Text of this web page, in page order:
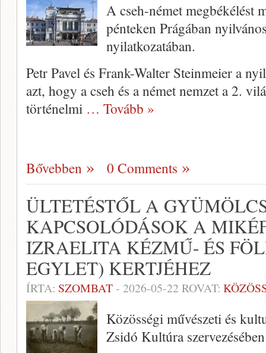
A cseh-német megbékélést
pénteken Prágában
nyilatkozatában.
Petr Pavel és Frank-Walter Steinmeier a
azt, hogy a cseh és a német nemzet a 2.
történelmi … Tovább »
Bővebben 0 Comments
ÜLTETÉSTŐL A
KAPCSOLÓDÁSOK A
IZRAELITA KÉZMŰ- ÉS
EGYLET) KERTJÉHEZ
ÍRTA: SZOMBAT- 2026-05-22 ROVAT:
Közösségi művészeti és
Zsidó Kultúra